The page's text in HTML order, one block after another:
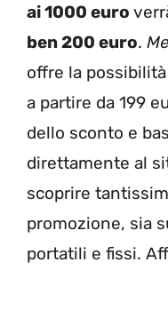
ai 1000 euro
ben 200 euro.
offre la
a partire da 199
dello sconto e
direttamente al
scoprire
promozione, sia
portatili e fissi.